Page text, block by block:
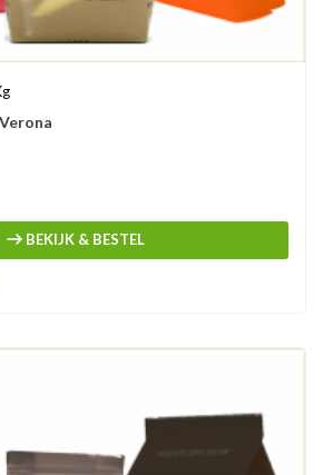
BEKIJK & BESTEL